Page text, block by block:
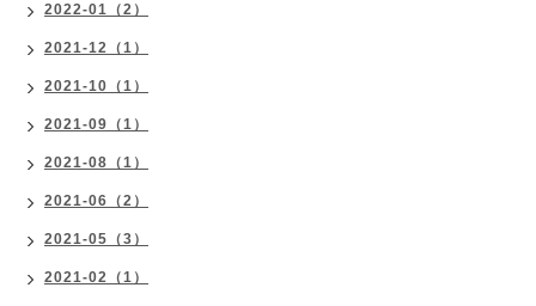
2022-01（2）
2021-12（1）
2021-10（1）
2021-09（1）
2021-08（1）
2021-06（2）
2021-05（3）
2021-02（1）